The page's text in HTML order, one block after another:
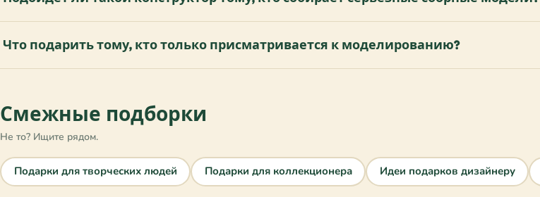
Практичный
✓ Путешественник
✓ Родитель
✓ Семейный человек
✓ Семья
Что подарить тому, кто только присматривается к моделированию?
Смежные подборки
Не то? Ищите рядом.
Подарки для творческих людей Подарки для коллекционера Идеи подарков дизайнеру